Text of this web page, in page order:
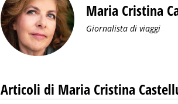
Maria Cristina
Giornalista di viaggi
Articoli di Maria Cristina